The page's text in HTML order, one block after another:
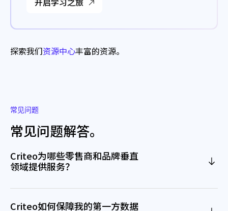
探索我们资源中心丰富的资源。
常见问题
常见问题解答。
Criteo为哪些零售商和品牌垂直
领域提供服务？
Criteo如何保障我的第一方数据